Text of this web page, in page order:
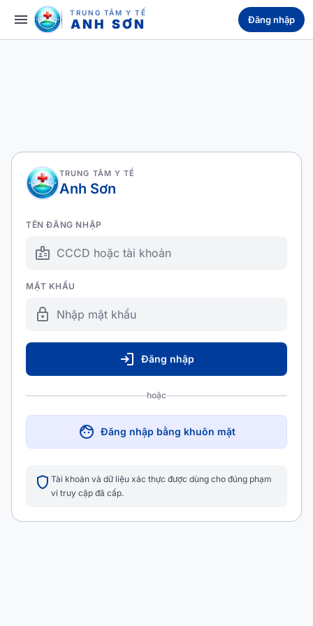
menu TRUNG TÂM Y TẾ
ANH SƠN Đăng nhập
TRUNG TÂM Y TẾ
Anh Sơn
TÊN ĐĂNG NHẬP
badge
MẬT KHẨU
lock
login Đăng nhập
hoặc
face Đăng nhập bằng khuôn mặt
shield Tài khoản và dữ liệu xác thực được dùng cho đúng phạm
vi truy cập đã cấp.